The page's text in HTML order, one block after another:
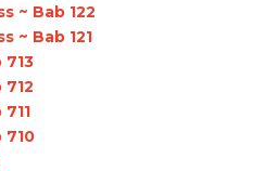
~ Bab 122
~ Bab 121
713
710